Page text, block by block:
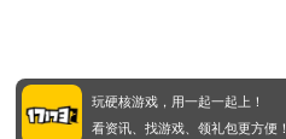
玩硬核游戏，用一起一起上！
看资讯、找游戏、领礼包更方便！